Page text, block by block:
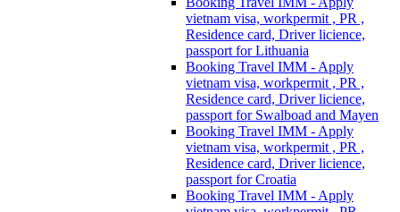
vietnam visa, workpermit , PR ,
Residence card, Driver licience,
passport for Lithuania
Booking Travel IMM - Apply
vietnam visa, workpermit , PR ,
Residence card, Driver licience,
passport for Swalboad and Mayen
Booking Travel IMM - Apply
vietnam visa, workpermit , PR ,
Residence card, Driver licience,
passport for Croatia
Booking Travel IMM - Apply